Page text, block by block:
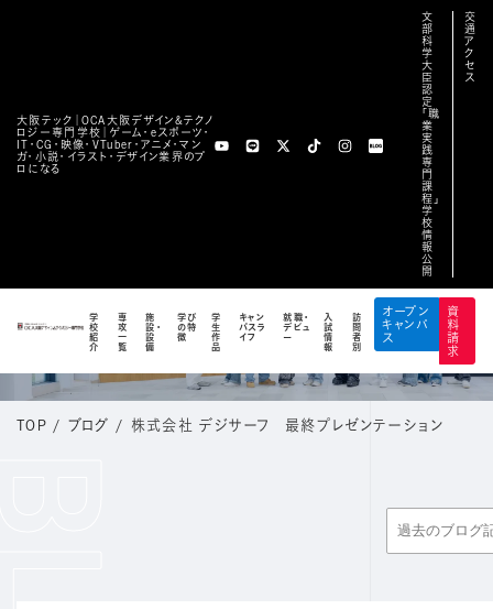
大阪テック｜OCA⼤阪デザイン&テクノ
ロジー専⾨学校｜ゲーム・eスポーツ・
IT・CG・映像・VTuber・アニメ・マン
ガ・小説・イラスト・デザイン業界のプ
ロになる
文
部
科
学
大
臣
認
定
「職
業
実
践
専
門
課
程」
学
校
情
報
公
開
交
通
ア
ク
セ
ス
学
校
紹
介
専
攻
一
覧
施
設・
設
備
学び
の特
徴
学
生
作
品
キャン
パスラ
イフ
就職・
デビュ
ー
入
試
情
報
訪
問
者
別
オープン
キャンパ
ス
資
料
請
求
BLOG
公式ブログ
TOP / ブログ / 株式会社 デジサーフ 最終プレゼンテーション